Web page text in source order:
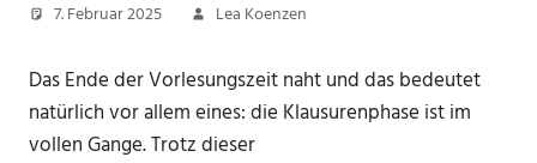
7. Februar 2025 Lea Koenzen
Das Ende der Vorlesungszeit naht und das bedeutet
natürlich vor allem eines: die Klausurenphase ist im
vollen Gange. Trotz dieser